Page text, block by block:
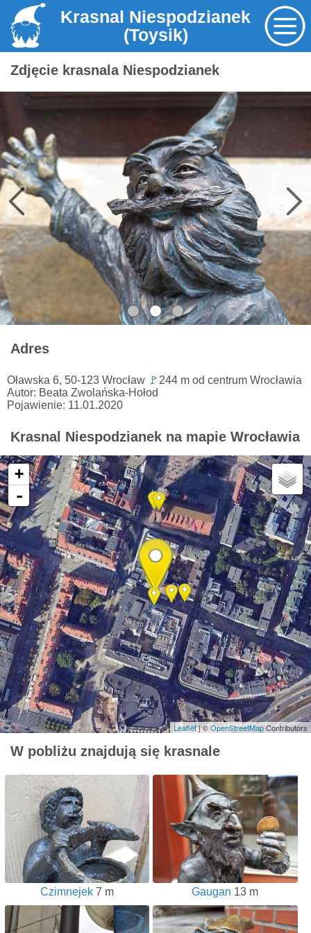
Krasnal Niespodzianek
(Toysik)
Zdjęcie krasnala Niespodzianek
Adres
Oławska 6, 50-123 Wrocław 🚩 244 m od centrum Wrocławia
Autor: Beata Zwolańska-Hołod
Pojawienie: 11.01.2020
Krasnal Niespodzianek na mapie Wrocławia
+
-
Leaflet| ©OpenStreetMapContributors
W pobliżu znajdują się krasnale
Czimnejek 7 m Gaugan 13 m